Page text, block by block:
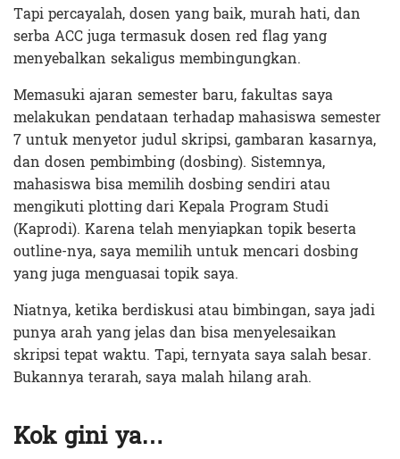
Tapi percayalah, dosen yang baik, murah hati, dan
serba ACC juga termasuk dosen red flag yang
menyebalkan sekaligus membingungkan.
Memasuki ajaran semester baru, fakultas saya
melakukan pendataan terhadap mahasiswa semester
7 untuk menyetor judul skripsi, gambaran kasarnya,
dan dosen pembimbing (dosbing). Sistemnya,
mahasiswa bisa memilih dosbing sendiri atau
mengikuti plotting dari Kepala Program Studi
(Kaprodi). Karena telah menyiapkan topik beserta
outline-nya, saya memilih untuk mencari dosbing
yang juga menguasai topik saya.
Niatnya, ketika berdiskusi atau bimbingan, saya jadi
punya arah yang jelas dan bisa menyelesaikan
skripsi tepat waktu. Tapi, ternyata saya salah besar.
Bukannya terarah, saya malah hilang arah.
Kok gini ya…